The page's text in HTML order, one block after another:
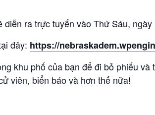
ra trực tuyến vào Thứ Sáu,
đây: https://
khu phố của bạn để đi bỏ phiếu
viên, biển báo và hơn thế nữa!